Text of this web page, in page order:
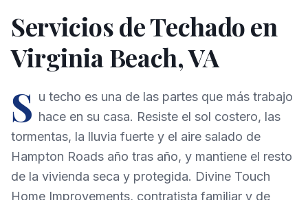
Servicios de Techado en
Virginia Beach, VA
S u techo es una de las partes que más trabajo
hace en su casa. Resiste el sol costero, las
tormentas, la lluvia fuerte y el aire salado de
Hampton Roads año tras año, y mantiene el resto
de la vivienda seca y protegida. Divine Touch
Home Improvements, contratista familiar y de